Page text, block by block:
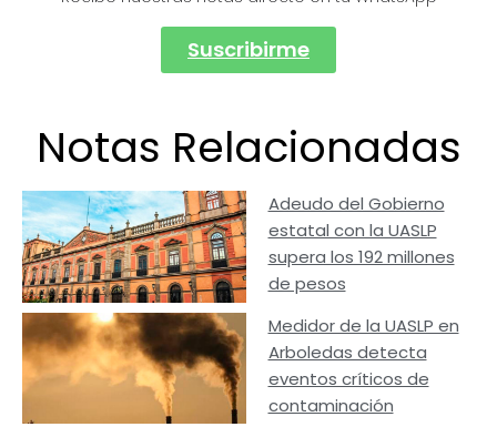
Suscribirme
Notas Relacionadas
Adeudo del Gobierno
estatal con la UASLP
supera los 192 millones
de pesos
Medidor de la UASLP en
Arboledas detecta
eventos críticos de
contaminación